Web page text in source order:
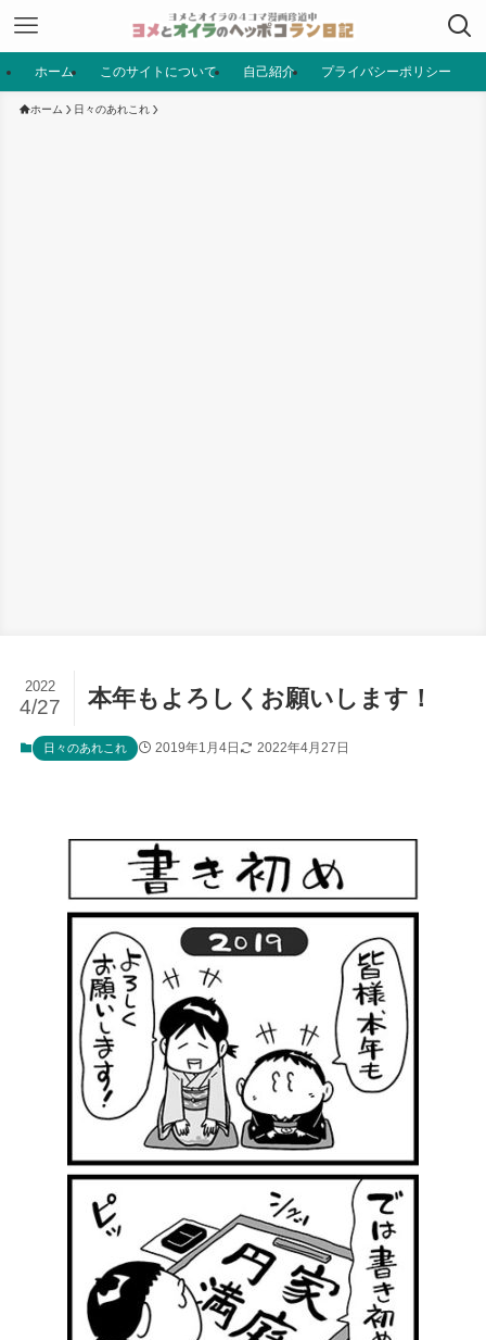
ホーム このサイトについて 自己紹介 プライバシーポリシー
ホーム 日々のあれこれ
本年もよろしくお願いします！
2022
4/27
日々のあれこれ 2019年1月4日 2022年4月27日